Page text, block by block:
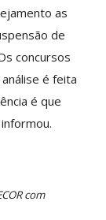
as
de
concursos
é feita
é que
com